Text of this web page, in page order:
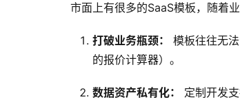
市面上有很多的SaaS模板，随着
打破业务瓶颈：
模板往往无
的报价计算器）。
数据资产私有化：
定制开发